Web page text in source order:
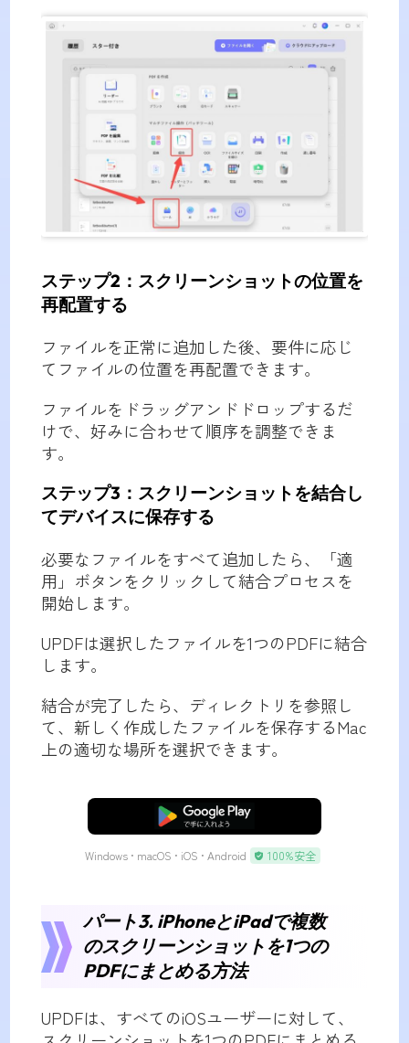
ステップ2：スクリーンショットの位置を
再配置する
ファイルを正常に追加した後、要件に応じ
てファイルの位置を再配置できます。
ファイルをドラッグアンドドロップするだ
けで、好みに合わせて順序を調整できま
す。
ステップ3：スクリーンショットを結合し
てデバイスに保存する
必要なファイルをすべて追加したら、「適
用」ボタンをクリックして結合プロセスを
開始します。
UPDFは選択したファイルを1つのPDFに結合
します。
結合が完了したら、ディレクトリを参照し
て、新しく作成したファイルを保存するMac
上の適切な場所を選択できます。
無料ダウンロード
Windows • macOS • iOS • Android 100%安全
パート3. iPhoneとiPadで複数
のスクリーンショットを1つの
PDFにまとめる方法
UPDFは、すべてのiOSユーザーに対して、